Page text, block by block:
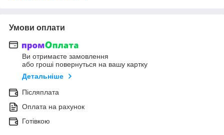
Умови оплати
Ви отримаєте замовлення
або гроші повернуться на вашу картку
Детальніше
Післяплата
Оплата на рахунок
Готівкою